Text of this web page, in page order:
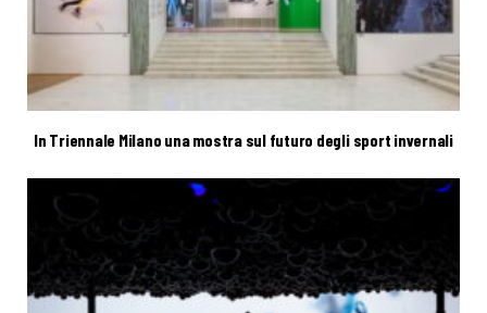
In Triennale Milano una mostra sul futuro degli sport invernali